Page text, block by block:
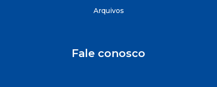
Arquivos
Fale conosco